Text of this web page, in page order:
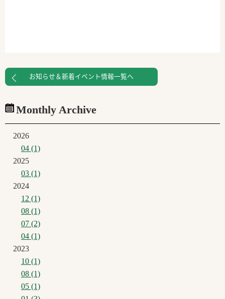
お知らせ＆新着イベント情報一覧へ
Monthly Archive
2026
04 (1)
2025
03 (1)
2024
12 (1)
08 (1)
07 (2)
04 (1)
2023
10 (1)
08 (1)
05 (1)